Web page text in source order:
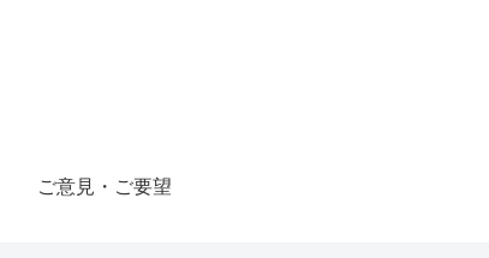
ご意見・ご要望